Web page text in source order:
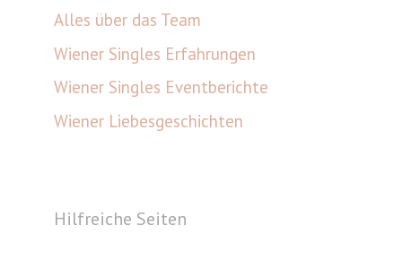
Alles über das Team
Wiener Singles Erfahrungen
Wiener Singles Eventberichte
Wiener Liebesgeschichten
Hilfreiche Seiten